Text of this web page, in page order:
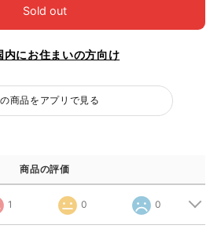
Sold out
内にお住まいの方向け
商品をアプリで見る
商品の評価
1 0 0